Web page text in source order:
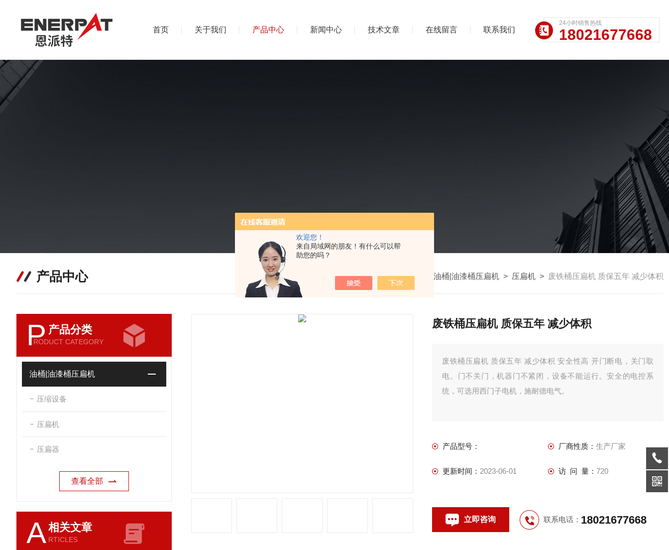
欢迎您！
来自局域网的朋友！有什么可以帮
助您的吗？
首页 关于我们 产品中心 新闻中心 技术文章 在线留言 联系我们
24小时销售热线
18021677668
产品中心 我的位置：首页 >产品中心 油桶|油漆桶压扁机 > 压扁机 > 废铁桶压扁机 质保五年 减少体积
P 产品分类
RODUCT CATEGORY
油桶|油漆桶压扁机
压缩设备
压扁机
压扁器
查看全部
A相关文章
RTICLES
废铁桶压扁机 质保五年 减少体积
废铁桶压扁机 质保五年 减少体积 安全性高 开门断电，关门取
电。门不关门，机器门不紧闭，设备不能运行。安全的电控系
统，可选用西门子电机，施耐德电气。
产品型号： 厂商性质： 生产厂家
更新时间： 2023-06-01 访 问 量： 720
立即咨询 联系电话： 18021677668